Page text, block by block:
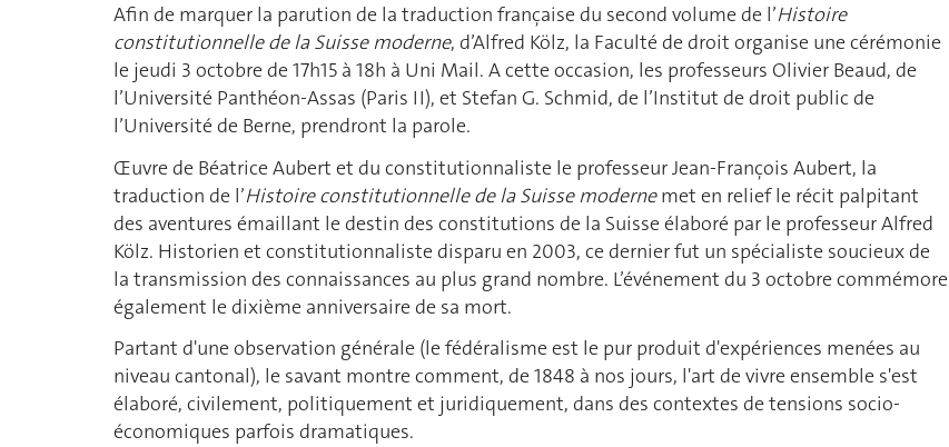
Afin de marquer la parution de la traduction française du second volume de l’Histoire
constitutionnelle de la Suisse moderne, d’Alfred Kölz, la Faculté de droit organise une cérémonie
le jeudi 3 octobre de 17h15 à 18h à Uni Mail. A cette occasion, les professeurs Olivier Beaud, de
l’Université Panthéon-Assas (Paris II), et Stefan G. Schmid, de l’Institut de droit public de
l’Université de Berne, prendront la parole.
Œuvre de Béatrice Aubert et du constitutionnaliste le professeur Jean-François Aubert, la
traduction de l’Histoire constitutionnelle de la Suisse modernemet en relief le récit palpitant
des aventures émaillant le destin des constitutions de la Suisse élaboré par le professeur Alfred
Kölz. Historien et constitutionnaliste disparu en 2003, ce dernier fut un spécialiste soucieux de
la transmission des connaissances au plus grand nombre. L’événement du 3 octobre commémore
également le dixième anniversaire de sa mort.
Partant d'une observation générale (le fédéralisme est le pur produit d'expériences menées au
niveau cantonal), le savant montre comment, de 1848 à nos jours, l'art de vivre ensemble s'est
élaboré, civilement, politiquement et juridiquement, dans des contextes de tensions socio-
économiques parfois dramatiques.